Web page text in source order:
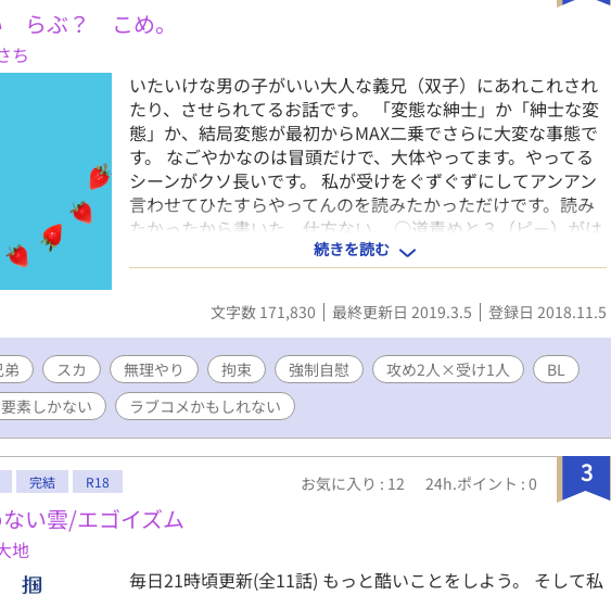
らぶ？ こめ。
ち
いたいけな男の子がいい大人な義兄（双子）にあれこれされ
たり、させられてるお話です。 「変態な紳士」か「紳士な変
態」か、結局変態が最初からMAX二乗でさらに大変な事態で
す。 なごやかなのは冒頭だけで、大体やってます。やってる
シーンがクソ長いです。 私が受けをぐずぐずにしてアンアン
言わせてひたすらやってんのを読みたかっただけです。読み
たかったから書いた。仕方ない。 ○道責めと３（ピー）がは
じかれてタグに入れられませんでした。ごめんね。 作者の愛
とラブをこれでもかとこめました（タイトル 以前別サイトや
自サイトで掲載していたものに加筆修正をしたものです。 だ
いたいやってるだけですが、第二部に入ります。頭空っぽで
続きを読む
文字数 171,830 最終更新日 2019.3.5 登録日 2018.11.5
スカ 無理やり 拘束 強制自慰 攻め2人×受け1人
BL
素しかない
ラブコメかもしれない
3
完結 R18 お気に入り : 12 24h.ポイント : 0
い雲/エゴイズム
地
毎日21時頃更新(全11話) もっと酷いことをしよう。 そして私